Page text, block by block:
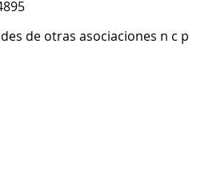
de otras asociaciones n c p